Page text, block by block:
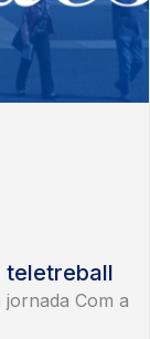
teletreball
Com a